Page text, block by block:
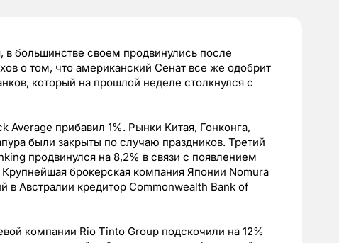
в большинстве своем продвинулись после
о том, что американский Сенат все же одобрит
который на прошлой неделе столкнулся с
прибавил 1%. Рынки Китая, Гонконга,
были закрыты по случаю праздников. Третий
продвинулся на 8,2% в связи с появлением
брокерская компания Японии Nomura
в Австралии кредитор Commonwealth Bank of
компании Rio Tinto Group подскочили на 12%